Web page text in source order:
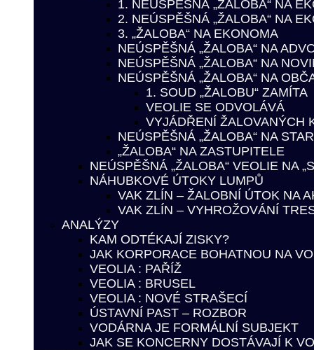
1. NEÚSPĚŠNÁ „ŽALOBA“ NA
2. NEÚSPĚŠNÁ „ŽALOBA“ NA
3. „ŽALOBA“ NA EKONOMA
NEÚSPĚŠNÁ „ŽALOBA“ NA
NEÚSPĚŠNÁ „ŽALOBA“ NA
NEÚSPĚŠNÁ „ŽALOBA“ NA
1. SOUD „ŽALOBU“ ZAMÍTA
VEOLIE SE ODVOLÁVÁ
VYJÁDŘENÍ ŽALOVANÝCH
NEÚSPĚŠNÁ „ŽALOBA“ NA
„ŽALOBA“ NA ZASTUPITELE
NEÚSPĚŠNÁ „ŽALOBA“ VEOLIE NA
NÁHUBKOVÉ ÚTOKY LUMPŮ
VAK ZLÍN – ŽALOBNÍ ÚTOK NA
VAK ZLÍN – VYHROŽOVÁNÍ
ANALÝZY
KAM ODTÉKAJÍ ZISKY?
JAK KORPORACE BOHATNOU NA
VEOLIA : PAŘÍŽ
VEOLIA : BRUSEL
VEOLIA : NOVÉ STRAŠECÍ
ÚSTAVNÍ PAST – ROZBOR
VODÁRNA JE FORMÁLNÍ SUBJEKT
JAK SE KONCERNY DOSTÁVAJÍ K